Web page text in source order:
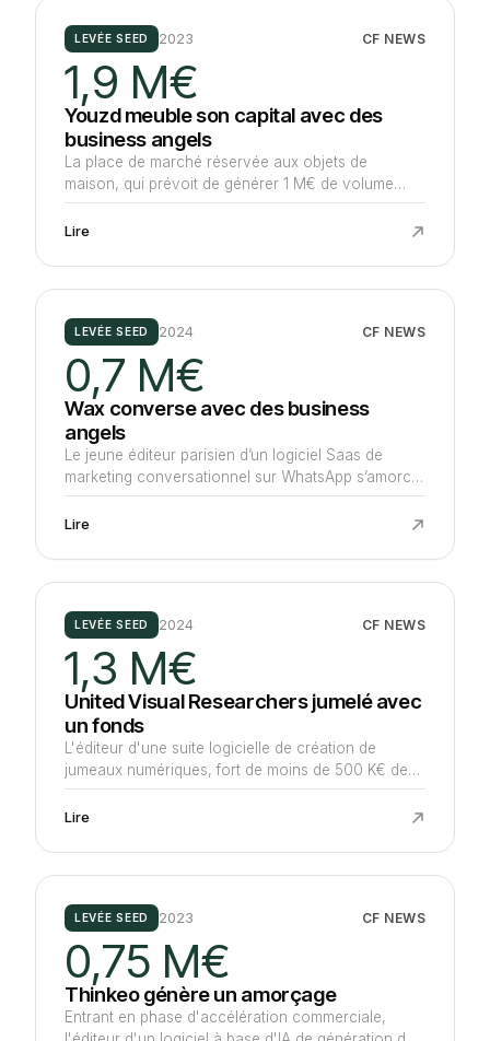
LEVÉE SEED 2023 CF NEWS
1,9 M€
Youzd meuble son capital avec des
business angels
La place de marché réservée aux objets de
maison, qui prévoit de générer 1 M€ de volume
d'affaires en 2023, lève un montant inférieur à 2,4
M€ auprès d'une vingtaine de business angels et
Lire
LEVÉE SEED 2024 CF NEWS
0,7 M€
Wax converse avec des business
angels
Le jeune éditeur parisien d’un logiciel Saas de
marketing conversationnel sur WhatsApp s’amorce
avec 700 K€ selon nos informations. Un montant
apporté par six business angels et 50 Partners
troisième véhicule.
Lire
LEVÉE SEED 2024 CF NEWS
1,3 M€
United Visual Researchers jumelé avec
un fonds
L'éditeur d'une suite logicielle de création de
jumeaux numériques, fort de moins de 500 K€ de
chiffre d'affaires, voit le breton Go Capital investir
1,3 M€ en série A pour se déployer auprès
Lire
LEVÉE SEED 2023 CF NEWS
0,75 M€
Thinkeo génère un amorçage
Entrant en phase d'accélération commerciale,